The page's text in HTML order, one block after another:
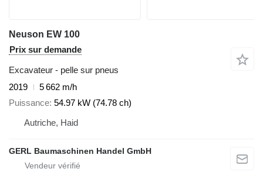
Neuson EW 100
Prix sur demande
Excavateur - pelle sur pneus
2019
5 662 m/h
Puissance 54.97 kW (74.78 ch)
Autriche, Haid
GERL Baumaschinen Handel GmbH